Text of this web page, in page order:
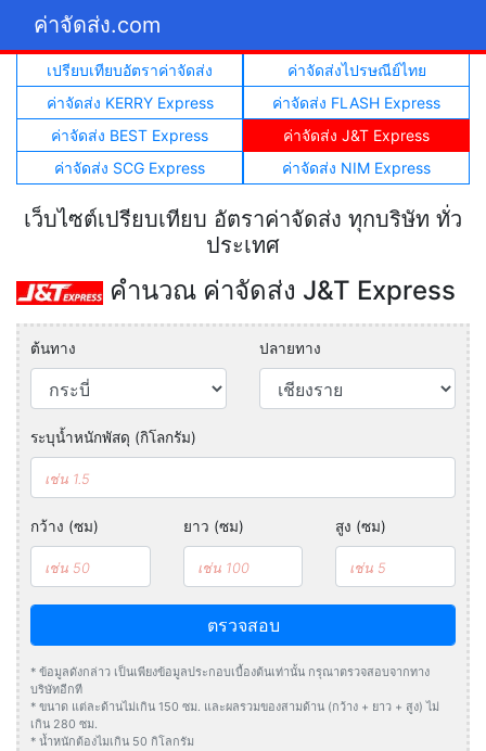
ค่าจัดส่ง.com
เปรียบเทียบอัตราค่าจัดส่ง
ค่าจัดส่งไปรษณีย์ไทย
ค่าจัดส่ง KERRY Express
ค่าจัดส่ง FLASH Express
ค่าจัดส่ง BEST Express
ค่าจัดส่ง J&T Express
ค่าจัดส่ง SCG Express
ค่าจัดส่ง NIM Express
เว็บไซต์เปรียบเทียบ อัตราค่าจัดส่ง ทุกบริษัท ทั่ว
ประเทศ
คำนวณ ค่าจัดส่ง J&T Express
ต้นทาง ปลายทาง
ระบุน้ำหนักพัสดุ (กิโลกรัม)
กว้าง (ซม) ยาว (ซม) สูง (ซม)
ตรวจสอบ
* ข้อมูลดังกล่าว เป็นเพียงข้อมูลประกอบเบื้องต้นเท่านั้น กรุณาตรวจสอบจากทาง
บริษัทอีกที
* ขนาด แต่ละด้านไม่เกิน 150 ซม. และผลรวมของสามด้าน (กว้าง + ยาว + สูง) ไม่
เกิน 280 ซม.
* น้ำหนักต้องไมเกิน 50 กิโลกรัม